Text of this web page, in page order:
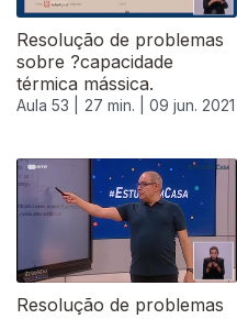
Resolução de problemas
sobre ?capacidade
térmica mássica.
Aula 53 | 27 min. | 09 jun. 2021
Resolução de problemas